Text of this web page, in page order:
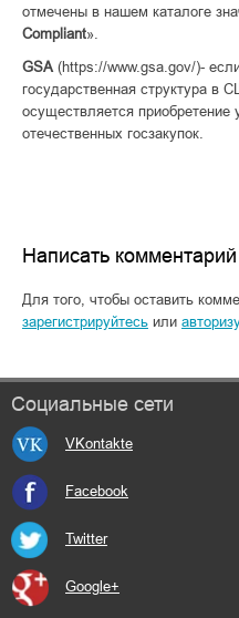
отмечены в нашем каталоге
Compliant».
GSA(https://www.gsa.gov/)-
государственная структура в
осуществляется приобретение
отечественных госзакупок.
Написать комментарий
Для того, чтобы оставить
зарегистрируйтесь или
Социальные сети
VKontakte
Facebook
Twitter
Google+